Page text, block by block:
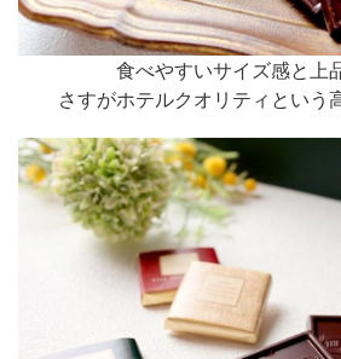
食べやすいサイズ感と上
さすがホテルクオリティという